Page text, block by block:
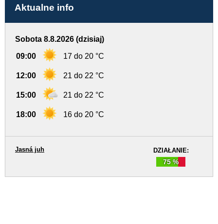
Aktualne info
Sobota 8.8.2026 (dzisiaj)
09:00 17 do 20 °C
12:00 21 do 22 °C
15:00 21 do 22 °C
18:00 16 do 20 °C
DZIAŁANIE:
75 %
Jasná juh